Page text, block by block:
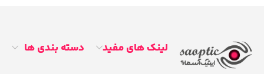
لینک های مفید دسته بندی ها